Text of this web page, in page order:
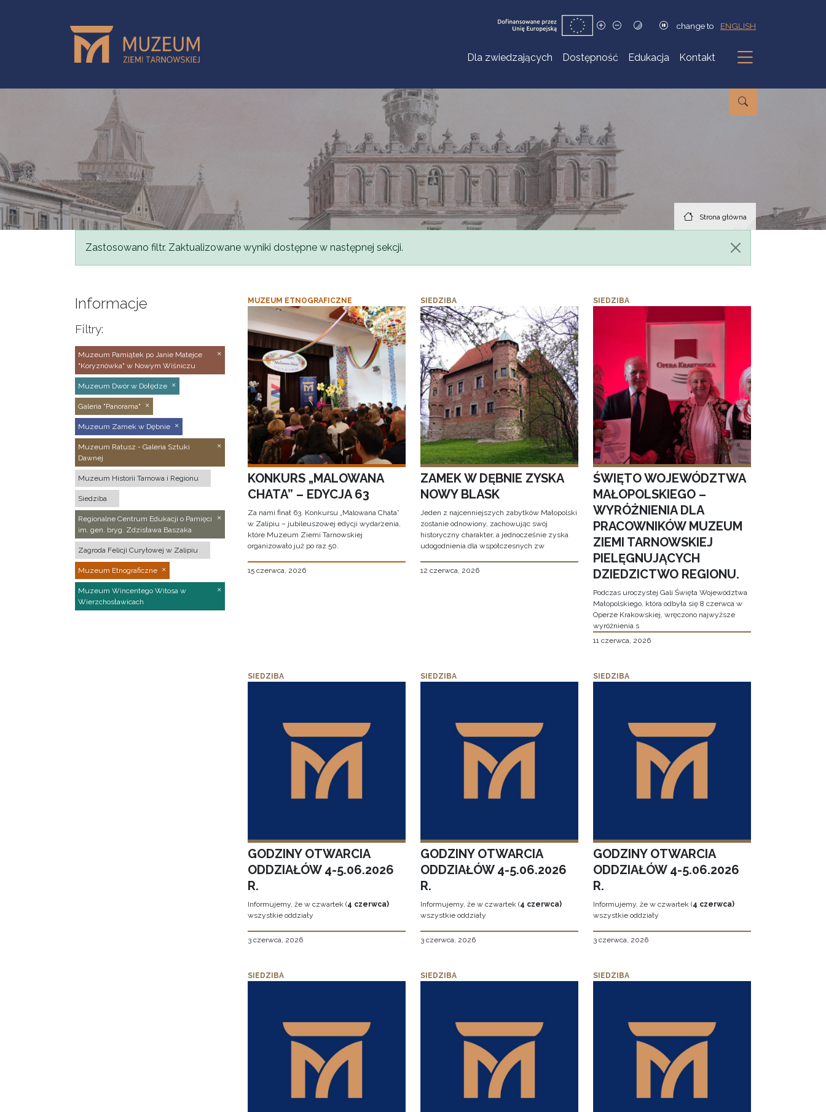
change to ENGLISH
Dla zwiedzających Dostępność Edukacja Kontakt
Podmenu
Strona główna
Komunikat
Zastosowano filtr. Zaktualizowane wyniki dostępne w następnej sekcji.
Informacje
Filtry:
Muzeum Pamiątek po Janie Matejce
"Koryznówka" w Nowym Wiśniczu
Muzeum Dwór w Dołędze
Galeria "Panorama"
Muzeum Zamek w Dębnie
Muzeum Ratusz - Galeria Sztuki
Dawnej
Muzeum Historii Tarnowa i Regionu
Siedziba
Regionalne Centrum Edukacji o Pamięci
im. gen. bryg. Zdzisława Baszaka
Zagroda Felicji Curyłowej w Zalipiu
Muzeum Etnograficzne
Muzeum Wincentego Witosa w
Wierzchosławicach
MUZEUM ETNOGRAFICZNE
KONKURS „MALOWANA
CHATA” – EDYCJA 63
Za nami finał 63. Konkursu „Malowana Chata”
w Zalipiu – jubileuszowej edycji wydarzenia,
które Muzeum Ziemi Tarnowskiej
organizowało już po raz 50.
15 czerwca, 2026
SIEDZIBA
ZAMEK W DĘBNIE ZYSKA
NOWY BLASK
Jeden z najcenniejszych zabytków Małopolski
zostanie odnowiony, zachowując swój
historyczny charakter, a jednocześnie zyska
udogodnienia dla współczesnych zw
12 czerwca, 2026
SIEDZIBA
ŚWIĘTO WOJEWÓDZTWA
MAŁOPOLSKIEGO –
WYRÓŻNIENIA DLA
PRACOWNIKÓW MUZEUM
ZIEMI TARNOWSKIEJ
PIELĘGNUJĄCYCH
DZIEDZICTWO REGIONU.
Podczas uroczystej Gali Święta Województwa
Małopolskiego, która odbyła się 8 czerwca w
Operze Krakowskiej, wręczono najwyższe
wyróżnienia s
11 czerwca, 2026
SIEDZIBA
GODZINY OTWARCIA
ODDZIAŁÓW 4-5.06.2026
R.
Informujemy, że w czwartek (4 czerwca)
wszystkie oddziały
3 czerwca, 2026
SIEDZIBA
GODZINY OTWARCIA
ODDZIAŁÓW 4-5.06.2026
R.
Informujemy, że w czwartek (4 czerwca)
wszystkie oddziały
3 czerwca, 2026
SIEDZIBA
GODZINY OTWARCIA
ODDZIAŁÓW 4-5.06.2026
R.
Informujemy, że w czwartek (4 czerwca)
wszystkie oddziały
3 czerwca, 2026
SIEDZIBA SIEDZIBA SIEDZIBA